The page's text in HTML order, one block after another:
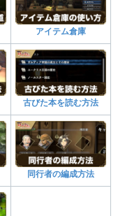
アイテム倉庫
古びた本を読む方法
同行者の編成方法